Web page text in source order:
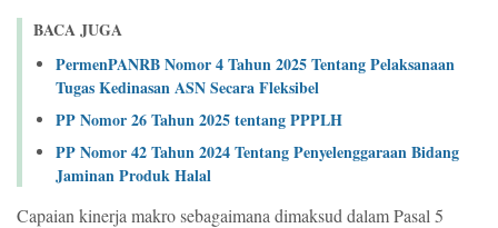
BACA JUGA
PermenPANRB Nomor 4 Tahun 2025 Tentang Pelaksanaan
Tugas Kedinasan ASN Secara Fleksibel
PP Nomor 26 Tahun 2025 tentang PPPLH
PP Nomor 42 Tahun 2024 Tentang Penyelenggaraan Bidang
Jaminan Produk Halal
Capaian kinerja makro sebagaimana dimaksud dalam Pasal 5